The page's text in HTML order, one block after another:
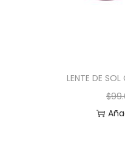
LENTE DE
$